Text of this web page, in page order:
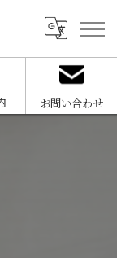
お問い合わせ